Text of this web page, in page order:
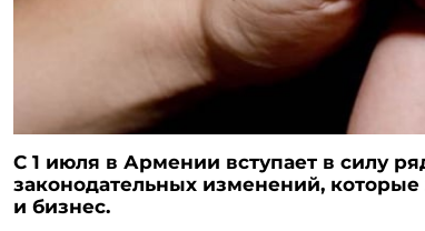
С 1 июля в Армении вступает в силу
законодательных изменений, которые
и бизнес.